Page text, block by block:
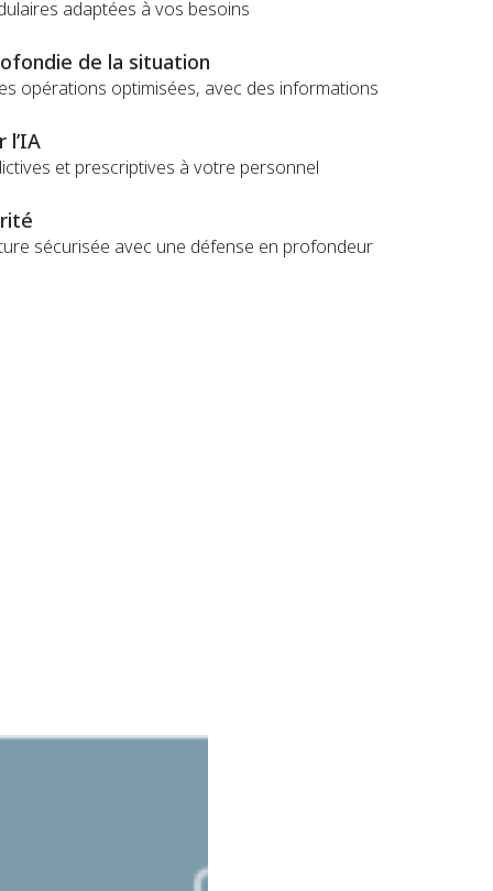
adaptées à vos besoins
de la situation
opérations optimisées, avec des informations
l’IA
et prescriptives à votre personnel
sécurisée avec une défense en profondeur